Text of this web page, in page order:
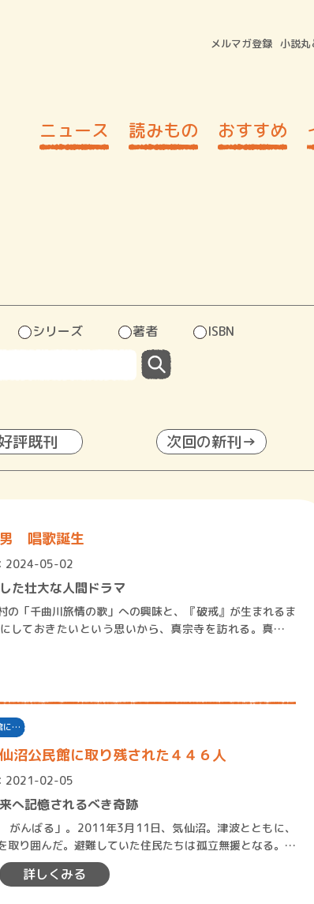
メルマガ登録 小説丸
ニュース 読みもの おすすめ
シリーズ 著者 ISBN
評既刊 次回の新刊→
男 唱歌誕生
2024-05-02
た壮大な人間ドラマ
「千曲川旅情の歌」への興味と、『破戒』が生まれるま
しておきたいという思いから、真宗寺を訪れる。真宗寺
蓮華寺のモデルとな…
に…
沼公民館に取り残された４４６人
2021-02-05
へ記憶されるべき奇跡
んばる」。2011年3月11日、気仙沼。津波とともに、
取り囲んだ。避難していた住民たちは孤立無援となる。そ
スマホの電池…
詳しくみる
賞金稼ぎスリーサム！ 二